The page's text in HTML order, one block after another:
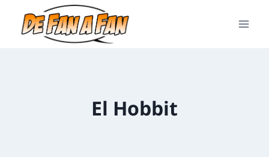
El Hobbit